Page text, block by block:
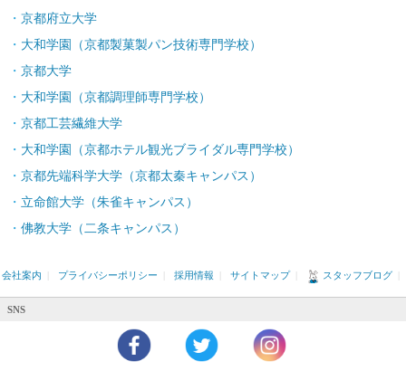
京都府立大学
大和学園（京都製菓製パン技術専門学校）
京都大学
大和学園（京都調理師専門学校）
京都工芸繊維大学
大和学園（京都ホテル観光ブライダル専門学校）
京都先端科学大学（京都太秦キャンパス）
立命館大学（朱雀キャンパス）
佛教大学（二条キャンパス）
会社案内 プライバシーポリシー 採用情報 サイトマップ スタッフブログ
SNS